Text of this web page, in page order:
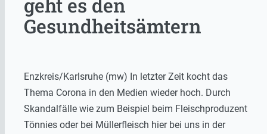
geht es den
Gesundheitsämtern
Enzkreis/Karlsruhe (mw) In letzter Zeit kocht das
Thema Corona in den Medien wieder hoch. Durch
Skandalfälle wie zum Beispiel beim Fleischproduzent
Tönnies oder bei Müllerfleisch hier bei uns in der